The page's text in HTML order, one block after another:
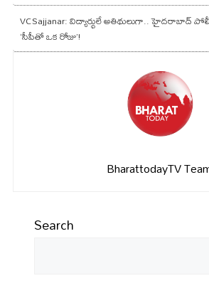
VCSajjanar: విద్యార్థులే అతిథులుగా.. హైదరాబాద్
‘సీపీతో ఒక రోజు’!
BharattodayTV
Search